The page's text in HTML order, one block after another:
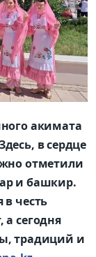
акимата
в сердце
отметили
и башкир.
честь
а сегодня
традиций и